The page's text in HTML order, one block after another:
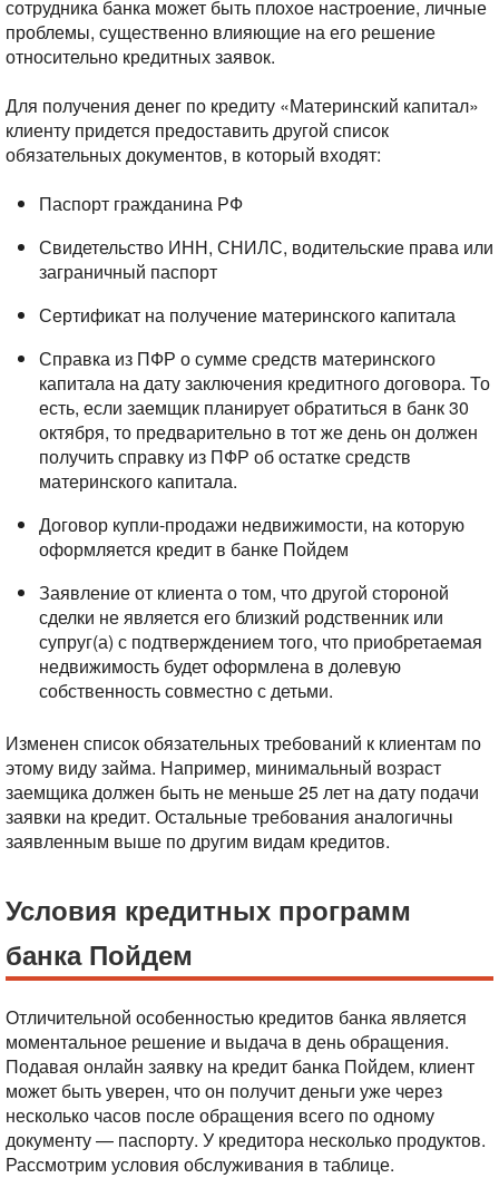
сотрудника банка может быть плохое настроение, личные
проблемы, существенно влияющие на его решение
относительно кредитных заявок.
Для получения денег по кредиту «Материнский капитал»
клиенту придется предоставить другой список
обязательных документов, в который входят:
Паспорт гражданина РФ
Свидетельство ИНН, СНИЛС, водительские права или
заграничный паспорт
Сертификат на получение материнского капитала
Справка из ПФР о сумме средств материнского
капитала на дату заключения кредитного договора. То
есть, если заемщик планирует обратиться в банк 30
октября, то предварительно в тот же день он должен
получить справку из ПФР об остатке средств
материнского капитала.
Договор купли-продажи недвижимости, на которую
оформляется кредит в банке Пойдем
Заявление от клиента о том, что другой стороной
сделки не является его близкий родственник или
супруг(а) с подтверждением того, что приобретаемая
недвижимость будет оформлена в долевую
собственность совместно с детьми.
Изменен список обязательных требований к клиентам по
этому виду займа. Например, минимальный возраст
заемщика должен быть не меньше 25 лет на дату подачи
заявки на кредит. Остальные требования аналогичны
заявленным выше по другим видам кредитов.
Условия кредитных программ
банка Пойдем
Отличительной особенностью кредитов банка является
моментальное решение и выдача в день обращения.
Подавая онлайн заявку на кредит банка Пойдем, клиент
может быть уверен, что он получит деньги уже через
несколько часов после обращения всего по одному
документу — паспорту. У кредитора несколько продуктов.
Рассмотрим условия обслуживания в таблице.